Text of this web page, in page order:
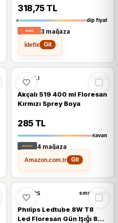
318,75 TL
dip fiyat
3 mağaza
İdefix
Git
%22 %22 DÜŞTÜ
AKÇALI stokta
Akçalı 519 400 ml Floresan
Kırmızı Sprey Boya
285 TL
tavan
4 mağaza
Amazon.com.tr
Git
%18
PHILIPS sınırlı stok
Philips Ledtube 8W T8
Led Floresan Gün Işığı 840